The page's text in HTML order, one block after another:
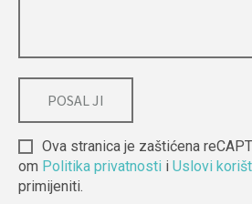
Ova stranica je zaštićena
om Politika privatnosti i Uslovi
primijeniti.